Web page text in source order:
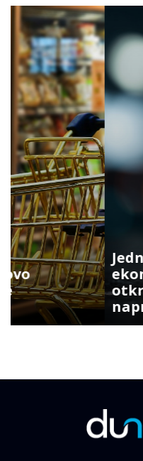
Jedna zemlja
ekonomije EU:
otkrivaju ko
naprijed